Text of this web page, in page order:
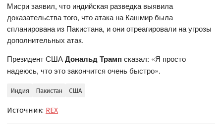
Мисри заявил, что индийская разведка выявила
доказательства того, что атака на Кашмир была
спланирована из Пакистана, и они отреагировали на угрозы
дополнительных атак.
Президент СШАДональд Трамп сказал: «Я просто
надеюсь, что это закончится очень быстро».
Индия Пакистан США
Источник: REX